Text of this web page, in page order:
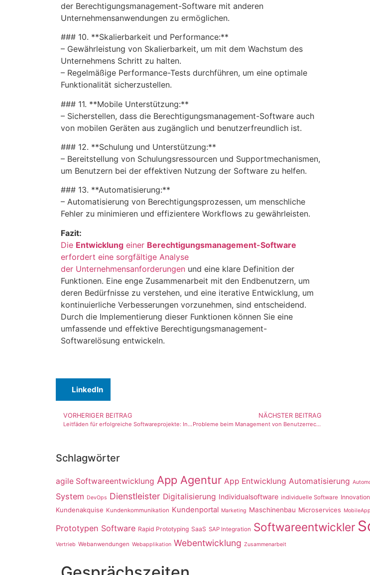
der Berechtigungsmanagement-Software mit anderen
Unternehmensanwendungen zu ermöglichen.
### 10. **Skalierbarkeit und Performance:**
– Gewährleistung von Skalierbarkeit, um mit dem Wachstum des
Unternehmens Schritt zu halten.
– Regelmäßige Performance-Tests durchführen, um eine optimale
Funktionalität sicherzustellen.
### 11. **Mobile Unterstützung:**
– Sicherstellen, dass die Berechtigungsmanagement-Software auch
von mobilen Geräten aus zugänglich und benutzerfreundlich ist.
### 12. **Schulung und Unterstützung:**
– Bereitstellung von Schulungsressourcen und Supportmechanismen,
um Benutzern bei der effektiven Nutzung der Software zu helfen.
### 13. **Automatisierung:**
– Automatisierung von Berechtigungsprozessen, um menschliche
Fehler zu minimieren und effizientere Workflows zu gewährleisten.
Fazit:
Die Entwicklung einer Berechtigungsmanagement-Software
erfordert eine sorgfältige Analyse
der Unternehmensanforderungen und eine klare Definition der
Funktionen. Eine enge Zusammenarbeit mit den Endbenutzern, um
deren Bedürfnisse zu verstehen, und eine iterative Entwicklung, um
kontinuierliche Verbesserungen vorzunehmen, sind entscheidend.
Durch die Implementierung dieser Funktionen können Sie eine
umfassende und effektive Berechtigungsmanagement-
Softwarelösung entwickeln.
LinkedIn
VORHERIGER BEITRAG
Leitfäden für erfolgreiche Softwareprojekte: Industriestandards in der Softwareentwicklung
NÄCHSTER BEITRAG
Probleme beim Management von Benutzerrechten
Schlagwörter
agile Softwareentwicklung App Agentur App Entwicklung Automatisierung
System DevOps Dienstleister Digitalisierung Individualsoftware individuelle Software Innovation
Kundenakquise Kundenkommunikation Kundenportal Marketing Maschinenbau Microservices
Prototypen Software Rapid Prototyping SaaS SAP Integration Softwareentwickler
Vertrieb Webanwendungen Webapplikation Webentwicklung Zusammenarbeit